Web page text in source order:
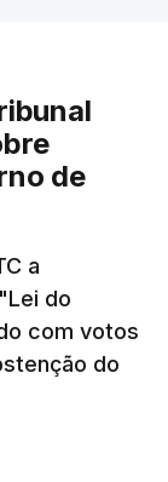
os apoios
a dar
o
de
a
do
com votos
do